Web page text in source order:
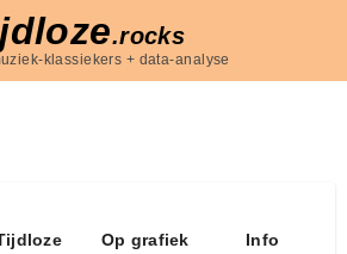
.rocks
klassiekers + data-analyse
Op grafiek Info